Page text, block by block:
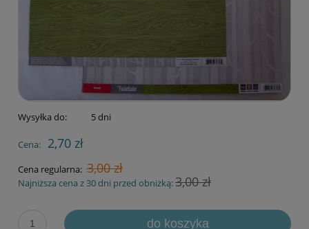
Wysyłka do: 5 dni
Cena: 2,70 zł
Cena regularna: 3,00 zł
Najniższa cena z 30 dni przed obniżką:3,00 zł
do koszyka